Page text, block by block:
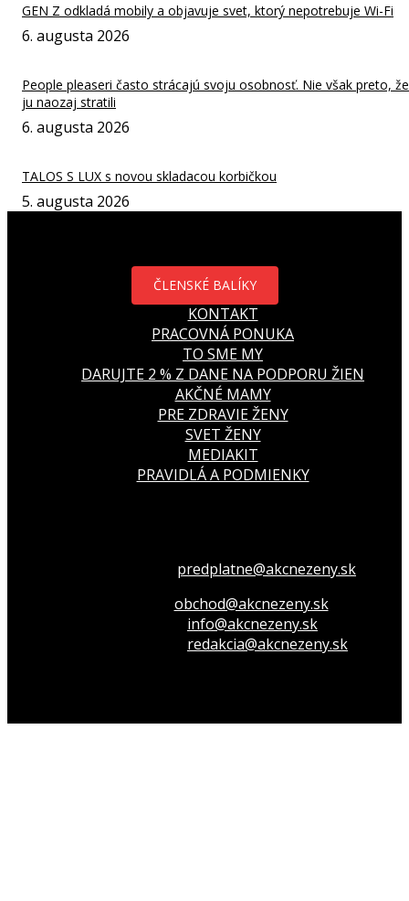
GEN Z odkladá mobily a objavuje svet, ktorý nepotrebuje Wi-Fi
6. augusta 2026
People pleaseri často strácajú svoju osobnosť. Nie však preto,
ju naozaj stratili
6. augusta 2026
TALOS S LUX s novou skladacou korbičkou
5. augusta 2026
ČLENSKÉ BALÍKY
KONTAKT
PRACOVNÁ PONUKA
TO SME MY
DARUJTE 2 % Z DANE NA PODPORU ŽIEN
AKČNÉ MAMY
PRE ZDRAVIE ŽENY
SVET ŽENY
MEDIAKIT
PRAVIDLÁ A PODMIENKY
predplatne@akcnezeny.sk
obchod@akcnezeny.sk
info@akcnezeny.sk
redakcia@akcnezeny.sk